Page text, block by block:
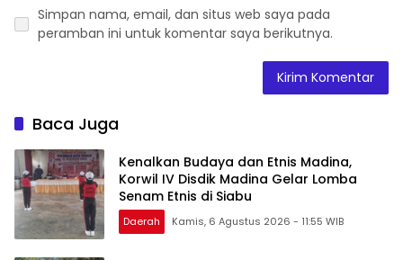
Simpan nama, email, dan situs web saya pada
peramban ini untuk komentar saya berikutnya.
Baca Juga
Kenalkan Budaya dan Etnis Madina,
Korwil IV Disdik Madina Gelar Lomba
Senam Etnis di Siabu
Daerah Kamis, 6 Agustus 2026 - 11:55 WIB